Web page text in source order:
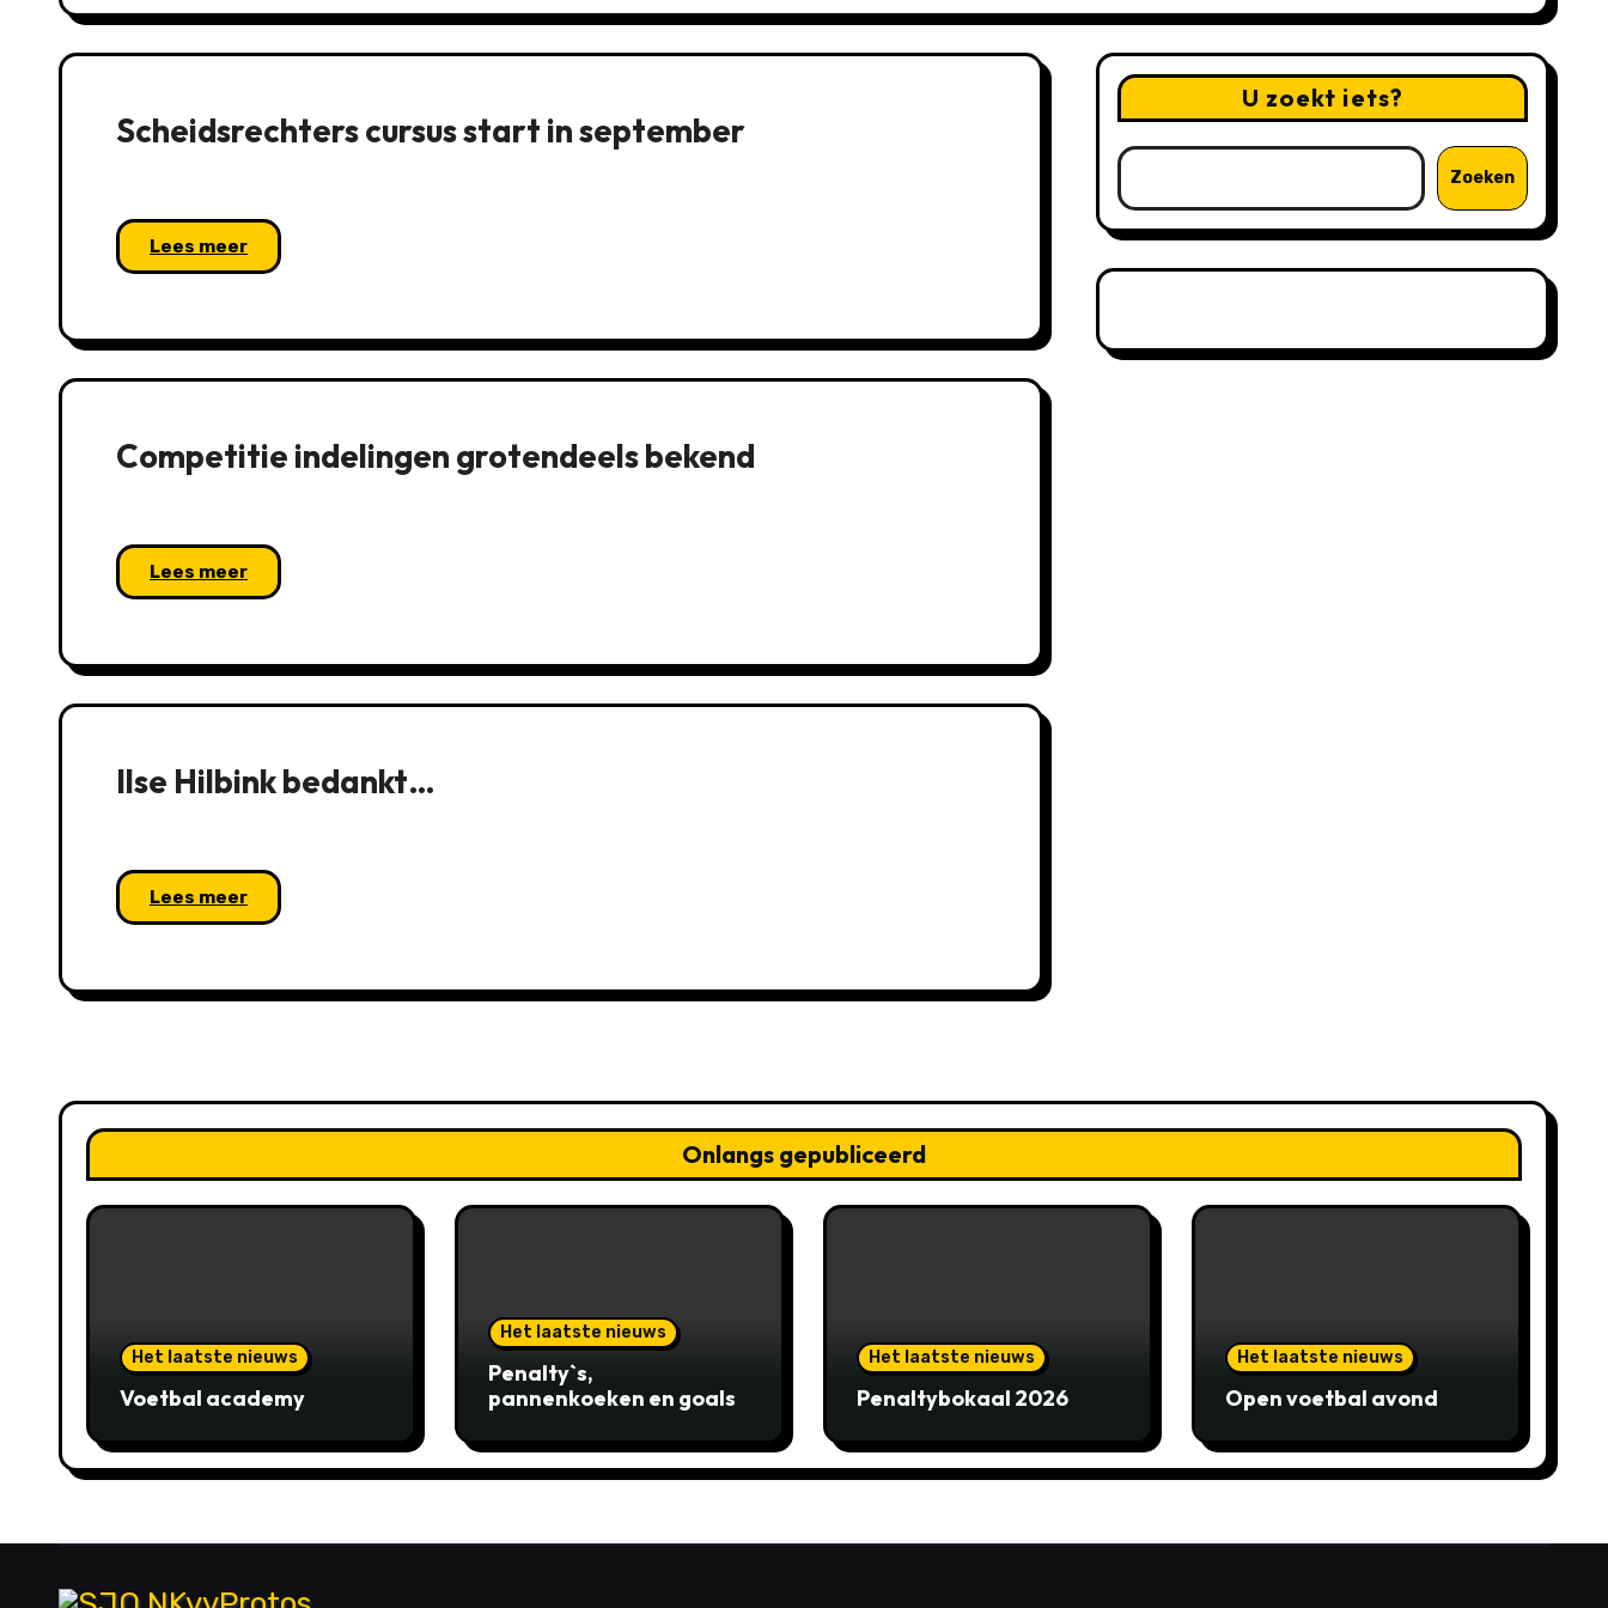
Scheidsrechters cursus start in september
Lees meer
Competitie indelingen grotendeels bekend
Lees meer
Ilse Hilbink bedankt…
Lees meer
U zoekt iets?
Zoeken
Onlangs gepubliceerd
Het laatste nieuws
Voetbal academy
Het laatste nieuws
Penalty`s,
pannenkoeken en goals
Het laatste nieuws
Penaltybokaal 2026
Het laatste nieuws
Open voetbal avond